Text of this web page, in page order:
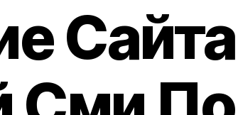
Сайта